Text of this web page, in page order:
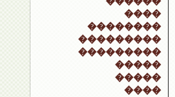
����
��������
���������
���������
�����
�����
����